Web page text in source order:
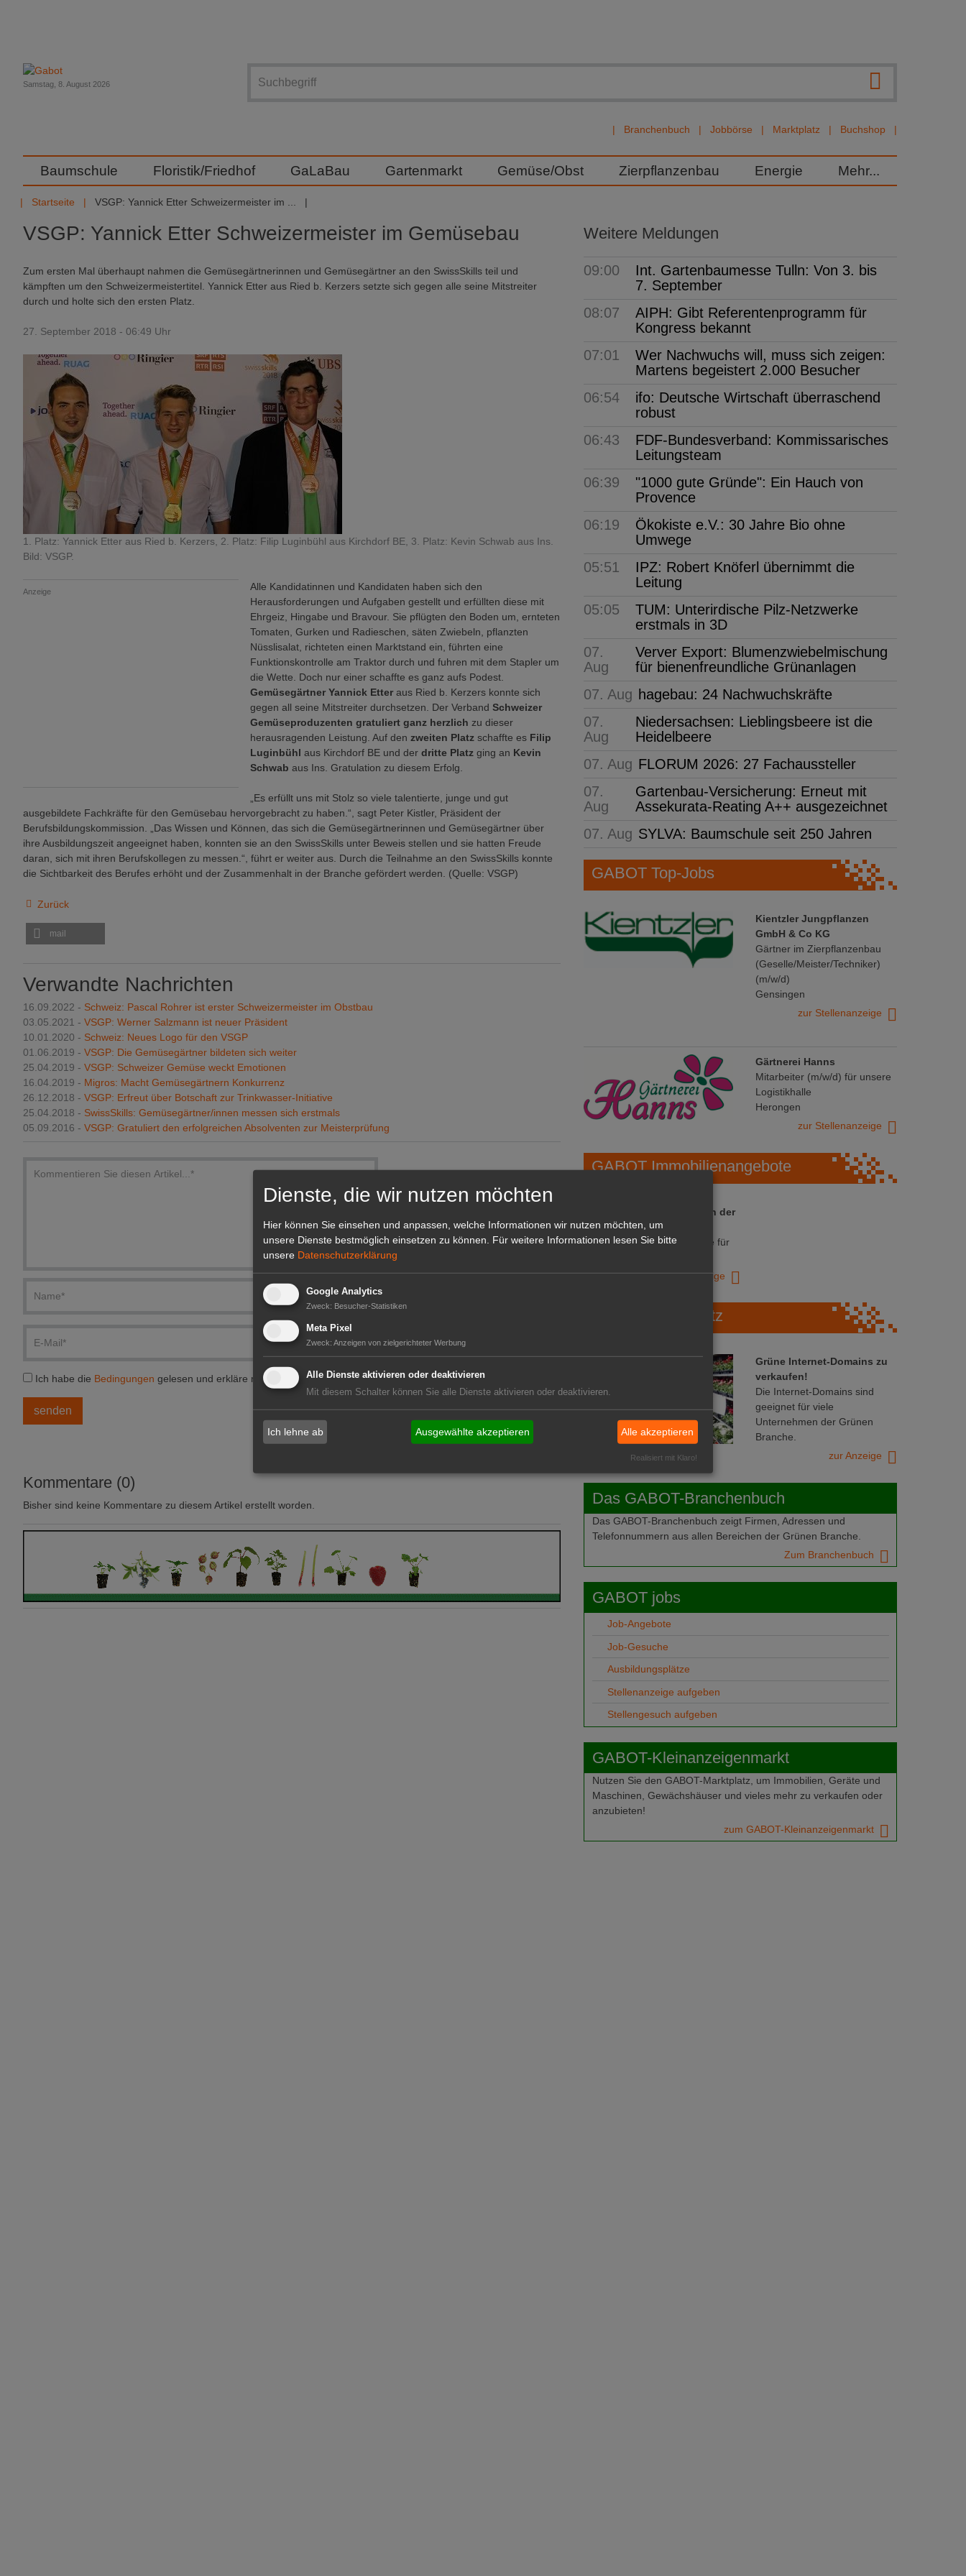
Branchenbuch Jobbörse Marktplatz Buchshop
Samstag, 8. August 2026
Baumschule Floristik/Friedhof GaLaBau Gartenmarkt Gemüse/Obst Zierpflanzenbau Energie Mehr...
Startseite VSGP: Yannick Etter Schweizermeister im ...
VSGP: Yannick Etter Schweizermeister im Gemüsebau
Zum ersten Mal überhaupt nahmen die Gemüsegärtnerinnen und Gemüsegärtner an den SwissSkills teil und
kämpften um den Schweizermeistertitel. Yannick Etter aus Ried b. Kerzers setzte sich gegen alle seine Mitstreiter
durch und holte sich den ersten Platz.
27. September 2018 - 06:49 Uhr
1. Platz: Yannick Etter aus Ried b. Kerzers, 2. Platz: Filip Luginbühl aus Kirchdorf BE, 3. Platz: Kevin Schwab aus Ins.
Bild: VSGP.
Anzeige
Alle Kandidatinnen und Kandidaten haben sich den
Herausforderungen und Aufgaben gestellt und erfüllten diese mit
Ehrgeiz, Hingabe und Bravour. Sie pflügten den Boden um, ernteten
Tomaten, Gurken und Radieschen, säten Zwiebeln, pflanzten
Nüsslisalat, richteten einen Marktstand ein, führten eine
Funktionskontrolle am Traktor durch und fuhren mit dem Stapler um
die Wette. Doch nur einer schaffte es ganz aufs Podest.
Gemüsegärtner Yannick Etter aus Ried b. Kerzers konnte sich
gegen all seine Mitstreiter durchsetzen. Der Verband Schweizer
Gemüseproduzenten gratuliert ganz herzlich zu dieser
herausragenden Leistung. Auf den zweiten Platz schaffte es Filip
Luginbühl aus Kirchdorf BE und der dritte Platz ging an Kevin
Schwab aus Ins. Gratulation zu diesem Erfolg.
„Es erfüllt uns mit Stolz so viele talentierte, junge und gut
ausgebildete Fachkräfte für den Gemüsebau hervorgebracht zu haben.“, sagt Peter Kistler, Präsident der
Berufsbildungskommission. „Das Wissen und Können, das sich die Gemüsegärtnerinnen und Gemüsegärtner über
ihre Ausbildungszeit angeeignet haben, konnten sie an den SwissSkills unter Beweis stellen und sie hatten Freude
daran, sich mit ihren Berufskollegen zu messen.“, führt er weiter aus. Durch die Teilnahme an den SwissSkills konnte
die Sichtbarkeit des Berufes erhöht und der Zusammenhalt in der Branche gefördert werden. (Quelle: VSGP)
Zurück
mail
Verwandte Nachrichten
16.09.2022 - Schweiz: Pascal Rohrer ist erster Schweizermeister im Obstbau
03.05.2021 - VSGP: Werner Salzmann ist neuer Präsident
10.01.2020 - Schweiz: Neues Logo für den VSGP
01.06.2019 - VSGP: Die Gemüsegärtner bildeten sich weiter
25.04.2019 - VSGP: Schweizer Gemüse weckt Emotionen
16.04.2019 - Migros: Macht Gemüsegärtnern Konkurrenz
26.12.2018 - VSGP: Erfreut über Botschaft zur Trinkwasser-Initiative
25.04.2018 - SwissSkills: Gemüsegärtner/innen messen sich erstmals
05.09.2016 - VSGP: Gratuliert den erfolgreichen Absolventen zur Meisterprüfung
Ich habe die Bedingungen gelesen und erkläre mich einverstanden.
Kommentare (0)
Bisher sind keine Kommentare zu diesem Artikel erstellt worden.
Weitere Meldungen
09:00
Int. Gartenbaumesse Tulln: Von 3. bis
7. September
08:07
AIPH: Gibt Referentenprogramm für
Kongress bekannt
07:01
Wer Nachwuchs will, muss sich zeigen:
Martens begeistert 2.000 Besucher
06:54
ifo: Deutsche Wirtschaft überraschend
robust
06:43
FDF-Bundesverband: Kommissarisches
Leitungsteam
06:39
"1000 gute Gründe": Ein Hauch von
Provence
06:19
Ökokiste e.V.: 30 Jahre Bio ohne
Umwege
05:51
IPZ: Robert Knöferl übernimmt die
Leitung
05:05
TUM: Unterirdische Pilz-Netzwerke
erstmals in 3D
07.
Aug
Verver Export: Blumenzwiebelmischung
für bienenfreundliche Grünanlagen
07. Aug hagebau: 24 Nachwuchskräfte
07.
Aug
Niedersachsen: Lieblingsbeere ist die
Heidelbeere
07. Aug FLORUM 2026: 27 Fachaussteller
07.
Aug
Gartenbau-Versicherung: Erneut mit
Assekurata-Reating A++ ausgezeichnet
07. Aug SYLVA: Baumschule seit 250 Jahren
GABOT Top-Jobs
Kientzler Jungpflanzen
GmbH & Co KG
Gärtner im Zierpflanzenbau
(Geselle/Meister/Techniker)
(m/w/d)
Gensingen
zur Stellenanzeige
Gärtnerei Hanns
Mitarbeiter (m/w/d) für unsere
Logistikhalle
Herongen
zur Stellenanzeige
GABOT Immobilienangebote
1A-Lage, ihre Chance in der
grünen Branche
Repräsentative Immobilie für
zur Anzeige
GABOT Marktplatz
Grüne Internet-Domains zu
verkaufen!
Die Internet-Domains sind
geeignet für viele
Unternehmen der Grünen
Branche.
zur Anzeige
Das GABOT-Branchenbuch
Das GABOT-Branchenbuch zeigt Firmen, Adressen und
Telefonnummern aus allen Bereichen der Grünen Branche.
Zum Branchenbuch
GABOT jobs
Job-Angebote
Job-Gesuche
Ausbildungsplätze
Stellenanzeige aufgeben
Stellengesuch aufgeben
GABOT-Kleinanzeigenmarkt
Nutzen Sie den GABOT-Marktplatz, um Immobilien, Geräte und
Maschinen, Gewächshäuser und vieles mehr zu verkaufen oder
anzubieten!
zum GABOT-Kleinanzeigenmarkt
Dienste, die wir nutzen möchten
Hier können Sie einsehen und anpassen, welche Informationen wir nutzen möchten, um
unsere Dienste bestmöglich einsetzen zu können.
Für weitere Informationen lesen Sie bitte
unsere Datenschutzerklärung
Google Analytics
Zweck: Besucher-Statistiken
Meta Pixel
Zweck: Anzeigen von zielgerichteter Werbung
Alle Dienste aktivieren oder deaktivieren
Mit diesem Schalter können Sie alle Dienste aktivieren oder deaktivieren.
Ich lehne ab Ausgewählte akzeptieren Alle akzeptieren
Realisiert mit Klaro!